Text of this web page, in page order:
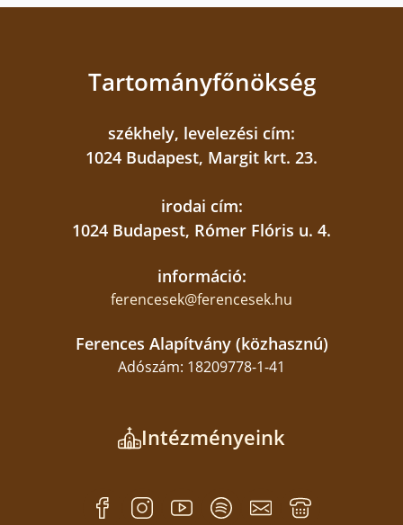
Tartományfőnökség
székhely, levelezési cím:
1024 Budapest, Margit krt. 23.
irodai cím:
1024 Budapest, Rómer Flóris u. 4.
információ:
ferencesek@ferencesek.hu
Ferences Alapítvány (közhasznú)
Adószám: 18209778-1-41
Intézményeink